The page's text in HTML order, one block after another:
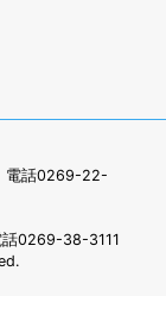
電話0269-22-
0269-38-3111